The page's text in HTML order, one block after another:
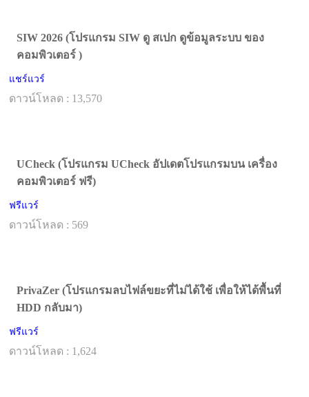
SIW 2026 (โปรแกรม SIW ดู สเปก ดูข้อมูลระบบ ของ
คอมพิวเตอร์ )
แชร์แวร์
ดาวน์โหลด : 13,570
UCheck (โปรแกรม UCheck อัปเดตโปรแกรมบน เครื่อง
คอมพิวเตอร์ ฟรี)
ฟรีแวร์
ดาวน์โหลด : 569
PrivaZer (โปรแกรมลบไฟล์ขยะที่ไม่ได้ใช้ เพื่อให้ได้พื้นที่
HDD กลับมา)
ฟรีแวร์
ดาวน์โหลด : 1,624